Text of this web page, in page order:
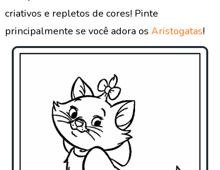
criativos e repletos de cores! Pinte
principalmente se você adora os Aristogatas!